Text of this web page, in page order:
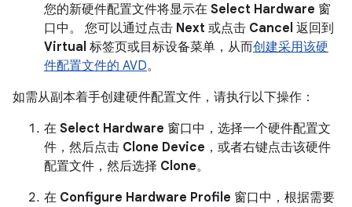
您的新硬件配置文件将显示在 Select Hardware 窗
口中。 您可以通过点击 Next 或点击 Cancel 返回到
Virtual 标签页或目标设备菜单，从而创建采用该硬
件配置文件的 AVD。
如需从副本着手创建硬件配置文件，请执行以下操作：
在 Select Hardware 窗口中，选择一个硬件配置文
件，然后点击 Clone Device ，或者右键点击该硬件
配置文件，然后选择 Clone。
在 Configure Hardware Profile 窗口中，根据需要